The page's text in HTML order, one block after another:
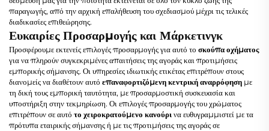
παραγωγής, από την αρχική επαλήθευση του σχεδιασμού μέχρι τις τελικές
διαδικασίες επιθεώρησης.
Ευκαιρίες Προσαρμογής και Μάρκετινγκ
Προσφέρουμε εκτενείς επιλογές προσαρμογής για αυτό το σκούπα οχήματος
για να πληρούν συγκεκριμένες απαιτήσεις της αγοράς και προτιμήσεις
εμπορικής σήμανσης. Οι υπηρεσίες ιδιωτικής ετικέτας επιτρέπουν στους
διανομείς να διαθέτουν αυτό επαναφορτιζόμενη κεντρική αναρρόφηση με
τη δική τους εμπορική ταυτότητα, με προσαρμοστική συσκευασία και
υποστήριξη στην τεκμηρίωση. Οι επιλογές προσαρμογής του χρώματος
επιτρέπουν σε αυτό το χειροκρατούμενο κανούρι να ευθυγραμμιστεί με τα
πρότυπα εταιρικής σήμανσης ή με τις προτιμήσεις της αγοράς σε